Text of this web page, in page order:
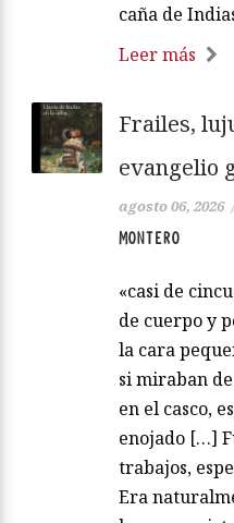
caña de
Leer más
Frailes,
evangelio
agosto 06, 2026
MONTERO
«casi de
de cuerpo y
la cara
si miraban
en el casco,
enojado […]
trabajos,
Era